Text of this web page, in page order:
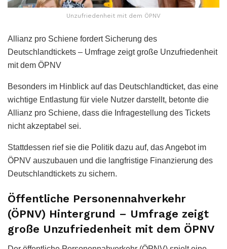
Unzufriedenheit mit dem ÖPNV
Allianz pro Schiene fordert Sicherung des
Deutschlandtickets – Umfrage zeigt große Unzufriedenheit
mit dem ÖPNV
Besonders im Hinblick auf das Deutschlandticket, das eine
wichtige Entlastung für viele Nutzer darstellt, betonte die
Allianz pro Schiene, dass die Infragestellung des Tickets
nicht akzeptabel sei.
Stattdessen rief sie die Politik dazu auf, das Angebot im
ÖPNV auszubauen und die langfristige Finanzierung des
Deutschlandtickets zu sichern.
Öffentliche Personennahverkehr
(ÖPNV) Hintergrund – Umfrage zeigt
große Unzufriedenheit mit dem ÖPNV